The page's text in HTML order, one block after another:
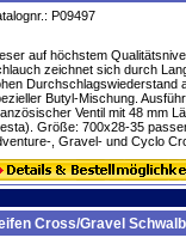
P09497
auf höchstem
zeichnet sich durch
Durchschlagswiederstand
Butyl-Mischung.
Ventil mit 48 mm
Größe: 700x28-35
, Gravel- und Cyclo
Cross/Gravel